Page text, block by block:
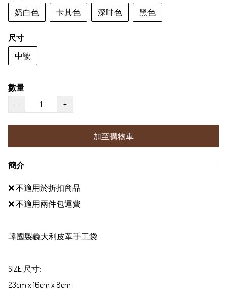
奶白色
卡其色 深啡色 黑色
尺寸
中號
數量
−
+
加至購物車
簡介 −
❌ 不適用於折扣商品
❌ 不適用兩件包運費
韓國製義大利皮革手工袋
SIZE 尺寸:
23cm x 16cm x 8cm